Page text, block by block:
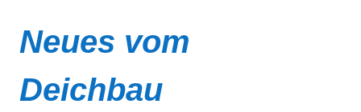
Neues vom
Deichbau